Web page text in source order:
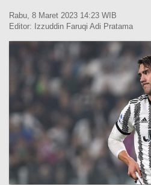
LIGA PRANCIS
LIGA EUROPA
Rabu, 8 Maret 2023 14:23 WIB
Editor: Izzuddin Faruqi Adi Pratama